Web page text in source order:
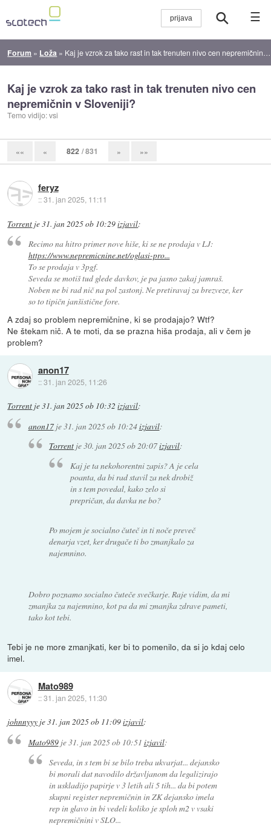
☰
Forum » Loža » Kaj je vzrok za tako rast in tak trenuten nivo cen nepremičnin v Sloveniji?
Kaj je vzrok za tako rast in tak trenuten nivo cen
nepremičnin v Sloveniji?
Temo vidijo: vsi
«« « 822 / 831 » »»
feryz
::31. jan 2025, 11:11
Torrent je31. jan 2025 ob 10:29izjavil:
Recimo na hitro primer nove hiše, ki se ne prodaja v LJ:
https://www.nepremicnine.net/oglasi-pro...
To se prodaja v 3pgf.
Seveda se motiš tud glede davkov, je pa jasno zakaj jamraš.
Noben ne bi rad nič na pol zastonj. Ne pretiravaj za brezveze, ker
so to tipičn janšistične fore.
A zdaj so problem nepremičnine, ki se prodajajo? Wtf?
Ne štekam nič. A te moti, da se prazna hiša prodaja, ali v čem je
problem?
anon17
::31. jan 2025, 11:26
Torrent je31. jan 2025 ob 10:32 izjavil:
anon17je31. jan 2025 ob 10:24izjavil:
Torrent je30. jan 2025 ob 20:07izjavil:
Kaj je ta nekohorentni zapis? A je cela
poanta, da bi rad stavil za nek drobiž
in s tem povedal, kako zelo si
prepričan, da davka ne bo?
Po mojem je socialno čuteč in ti noče preveč
denarja vzet, ker drugače ti bo zmanjkalo za
najemnino.
Dobro poznamo socialno čuteče svečkarje. Raje vidim, da mi
zmanjka za najemnino, kot pa da mi zmanjka zdrave pameti,
tako kot tebi.
Tebi je ne more zmanjkati, ker bi to pomenilo, da si jo kdaj celo
imel.
Mato989
::31. jan 2025, 11:30
johnnyyy je31. jan 2025 ob 11:09izjavil:
Mato989je31. jan 2025 ob 10:51 izjavil:
Seveda, in s tem bi se bilo treba ukvarjat... dejansko
bi morali dat navodilo državljanom da legalizirajo
in uskladijo papirje v 3 letih ali 5 tih... da bi potem
skupni register nepremičnin in ZK dejansko imela
rep in glavo in bi vedeli koliko je sploh m2 v vsaki
nepremičnini v SLO...